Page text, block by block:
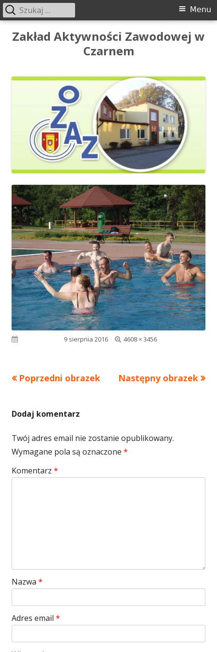
Przeskocz
Zakład Aktywności Zawodowej w
Czarnem
Menu
główne
Menu
Szukaj:
9 sierpnia 2016
Pełny
4608 × 3456
Poprzedni obrazek Następny obrazek
Dodaj komentarz
Twój adres email nie zostanie opublikowany.
Wymagane pola są oznaczone *
Komentarz *
Nazwa *
Adres email *